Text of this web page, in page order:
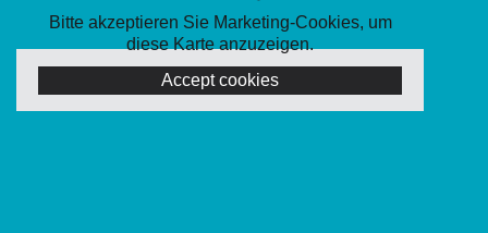
Bitte akzeptieren Sie Marketing-Cookies, um
diese Karte anzuzeigen.
Accept cookies